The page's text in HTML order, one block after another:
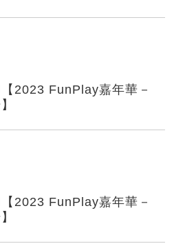
2023 FunPlay嘉年華－
2023 FunPlay嘉年華－